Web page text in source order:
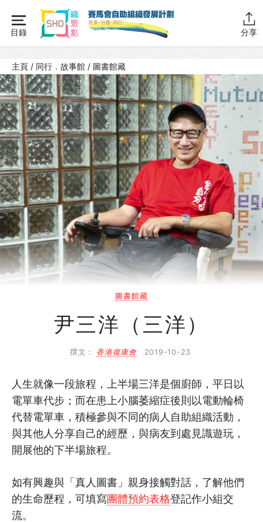
content
目錄 分享
主頁
同行學堂
同行故事館
計劃簡介
圖書館藏
活動花絮
同行社區伙伴
搜尋自助組織
SHO專題
媒體報導
主頁 / 同行．故事館 / 圖書館藏
圖書館藏
尹三洋（三洋）
撰文： 香港復康會 2019-10-23
人生就像一段旅程，上半場三洋是個廚師，平日以
電單車代步；而在患上小腦萎縮症後則以電動輪椅
代替電單車，積極參與不同的病人自助組織活動，
與其他人分享自己的經歷，與病友到處見識遊玩，
開展他的下半場旅程。
如有興趣與「真人圖書」親身接觸對話，了解他們
的生命歷程， 可填寫團體預約表格登記作小組交
流。